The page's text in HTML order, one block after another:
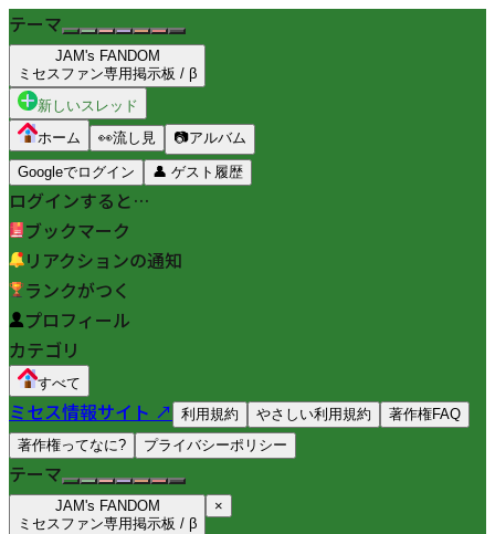
テーマ
JAM's FANDOM
ミセスファン専用掲示板 / β
新しいスレッド
ホーム
👀流し見 📷アルバム
Googleでログイン 👤 ゲスト履歴
ログインすると…
ブックマーク
リアクションの通知
ランクがつく
プロフィール
カテゴリ
すべて
ミセス情報サイト ↗ 利用規約 やさしい利用規約
著作権FAQ
著作権ってなに?
プライバシーポリシー
テーマ
JAM's FANDOM
ミセスファン専用掲示板 / β
×